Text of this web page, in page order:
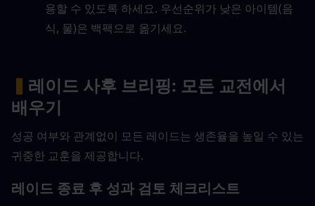
용할 수 있도록 하세요. 우선순위가 낮은 아이템(음
식, 물)은 백팩으로 옮기세요.
▍ 레이드 사후 브리핑: 모든 교전에서
배우기
성공 여부와 관계없이 모든 레이드는 생존율을 높일 수 있는
귀중한 교훈을 제공합니다.
레이드 종료 후 성과 검토 체크리스트